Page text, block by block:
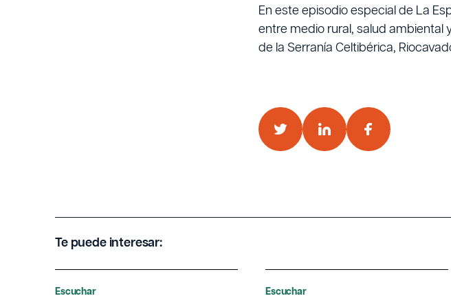
En este episodio especial de La
entre medio rural, salud ambiental
de la Serranía Celtibérica,
Te puede interesar:
Escuchar Escuchar